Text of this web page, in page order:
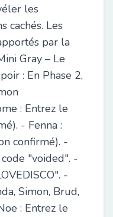
les
cachés. Les
par la
Gray – Le
: En Phase 2,
: Entrez le
- Fenna :
confirmé). -
"voided". -
-
Simon, Brud,
: Entrez le